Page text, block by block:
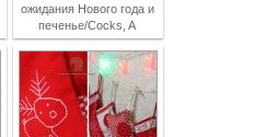
ожидания Нового года и
печенье/Cocks, A